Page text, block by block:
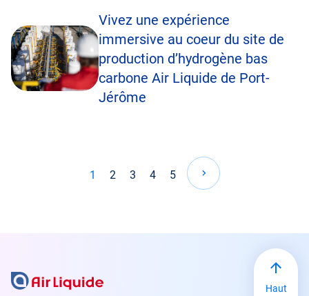
Vivez une expérience
immersive au coeur du site de
production d’hydrogène bas
carbone Air Liquide de Port-
Jérôme
1
2 3 4 5
Haut